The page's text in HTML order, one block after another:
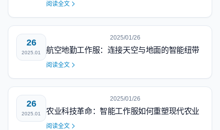
阅读全文
26
2025.01
2025/01/26
航空地勤工作服：连接天空与地面的智能纽带
阅读全文
26
2025.01
2025/01/26
农业科技革命：智能工作服如何重塑现代农业
阅读全文